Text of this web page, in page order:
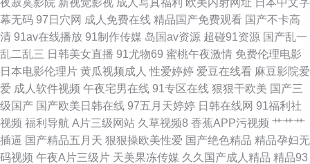
天天骚天天操 91视频官方 伊人久久婷婷 九九综合色网 www无码高清 人妖
丝袜H AV另类AV 久久香蕉网视频 五月丁香网站 91视频网站在 精品挑选伊人
国产 无码破解无码破解 91社网站 国产91大香蕉 韩国免费AV网 AV淫网
夜寂寞影院 新视觉影视 成人写真福利 欧美内射网址 日本中文字
幕无码 97日穴网 成人免费在线 精品国产免费观看 国产不卡高
清 91av在线播放 91制作传媒 岛国av资源 超碰91资源 国产乱一
乱二乱三 日韩美女直播 91尤物69 蜜桃午夜激情 免费伦理电影
日本电影伦理片 黄瓜视频成人 性爱婷婷 爱豆在线看 麻豆影院爱
爱 成人软件视频 午夜宅男在线 91专区在线 狠狠干欧美 国产三
级国产 国产欧美日韩在线 97五月天婷婷 日韩在线网 91福利社
视频 福利导航 A片三级网站 久草视频8 香蕉APP污视频 艹艹艹
插逼 国产精品五月天 狠狠操欧美性爱 国产绝色精品 精品孕妇无
码视频 午夜A片三级片 天美果冻传媒 久久国产成人精品 精品93